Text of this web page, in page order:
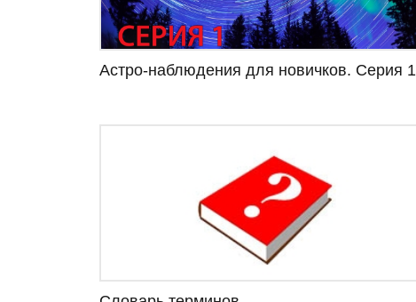
Астро-наблюдения для новичков. Серия 1